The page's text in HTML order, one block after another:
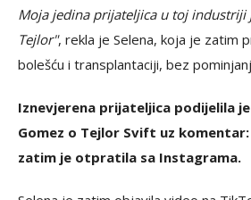
Moja jedina prijateljica u toj industriji
Tejlor", rekla je Selena, koja je zatim
bolešću i transplantaciji, bez
Iznevjerena prijateljica podijelila je
Gomez o Tejlor Svift uz
zatim je otpratila sa Instagrama.